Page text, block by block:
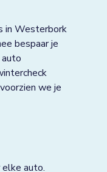
in Westerbork
bespaar je
we je
auto.